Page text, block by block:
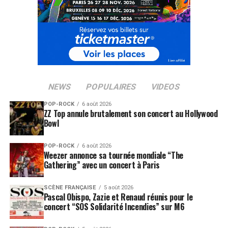
NEWS POPULAIRES VIDEOS
POP-ROCK 6 août 2026
ZZ Top annule brutalement son concert au Hollywood
Bowl
POP-ROCK 6 août 2026
Weezer annonce sa tournée mondiale “The
Gathering” avec un concert à Paris
SCÈNE FRANÇAISE 5 août 2026
Pascal Obispo, Zazie et Renaud réunis pour le
concert “SOS Solidarité Incendies” sur M6